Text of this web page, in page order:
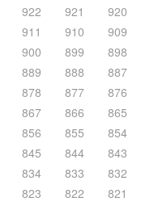
922 921 920
911 910 909
900 899 898
889 888 887
878 877 876
867 866 865
856 855 854
845 844 843
834 833 832
823 822 821